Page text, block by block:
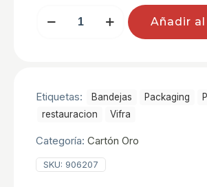
ORO
Añadir
Etiquetas: Bandejas Packaging
restauracion
Vifra
Categoría: Cartón Oro
SKU: 906207